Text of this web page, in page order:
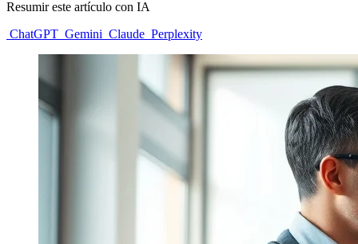
Resumir este artículo con IA
ChatGPT Gemini Claude Perplexity